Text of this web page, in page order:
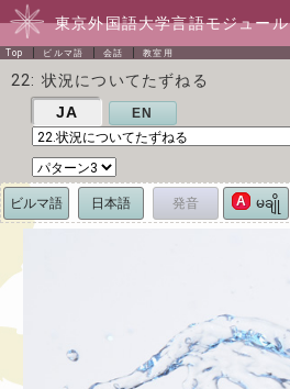
東京外国語大学言語モジュール
Top ビルマ語 会話 教室用
22: 状況についてたずねる
JA EN
ビルマ語 日本語 発音 A မချို